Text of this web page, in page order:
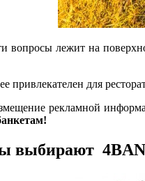
вопросы лежит на
привлекателен для
рекламной
выбирают